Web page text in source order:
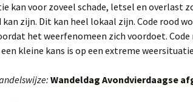
kan voor zoveel schade, letsel en overlast
zijn. Dit kan heel lokaal zijn. Code rood
het weerfenomeen zich voordoet.
kleine kans is op een extreme
Wandeldag Avondvierdaagse